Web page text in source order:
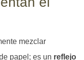
mezclar
papel; es un reflejo